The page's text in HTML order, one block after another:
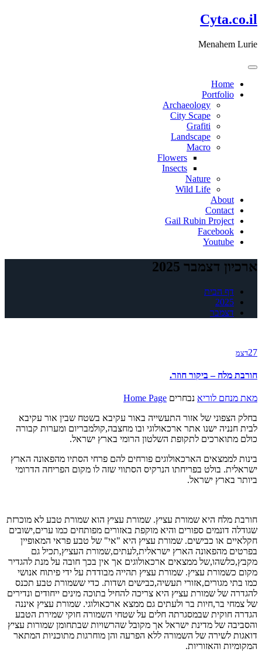
דלג
לתוכן
Cyta.co.il
Menahem Lurie
Home
Portfolio
Archaeology
City Scape
Grafiti
Landscape
Macro
Flowers
Insects
Nature
Wild Life
About
Contact
Gail Rubin Project
Facebook
Youtube
ארכיון דצמבר 2025
דף הבית
2025
דצמבר
27דצמ
חורבת מלח – ביקור חוזר.
מאת מנחם לוריא נבחרים Home Page
בחלק הצפוני של אזור התעשייה באור עקיבא בשטח שבין אור עקיבא
לבית חנניה ישנו אתר ארכאולוגי ובו מחצבה,קולמבריום ומערות קבורה
כולם מתוארכים לתקופת השלטון הרומי בארץ ישראל.
בינות לממצאים הארכאולוגים פורחים להם פרחי הסתיו מהפאונה הארץ
ישראלית. בולט בפריחתו הנרקיס הסתווי שזה לו מקום הפריחה הדרומי
ביותר בארץ ישראל.
חורבת מלח היא שמורת עציץ. שמורת עציץ הוא שמורת טבע לא מוכרזת
שגודלה דונמים ספורים והיא מוקפת באזורים מפותחים כמו ערים,ישובים
חקלאיים או כבישים. שמורת עציץ היא "אי" של טבע פראי המאופיין
בפרטים מהפאונה הארץ ישראלית,לעתים,שמורת העציץ,תכיל גם
מקבץ,כלשהו,של ממצאים ארכאולוגים אך אין בכך חובה על מנת להגדיר
מקום כשמורת עציץ. שמורת עציץ תהייה מבודדת על ידי פיתוח אנושי
כמו בתי מגורים,אזורי תעשיה,כבישים ושדות. כדי ששמורת טבע תכנס
להגדרה של שמורת עציץ היא צריכה להחיל בתוכה מינים ייחודים ונדירים
של צמחי בר,חיות בר ולעתים גם ממצא ארכאולוגי. שמורת עציץ איננה
הגדרה חוקית שבמסגרתה חלים על שטחי השמורה חוקי שמירת הטבע
והסביבה של מדינת ישראל אך מקובל שהרשויות שבתחומן שמורות עציץ
דואגות לשירה של השמורה ללא הפרעה והן מוחרגות מתוכניות המתאר
המקומיות והאזוריות.